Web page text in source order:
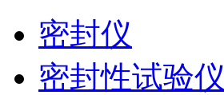
密封仪
密封性试验仪